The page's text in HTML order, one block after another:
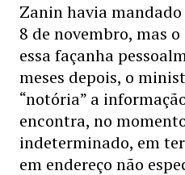
Zanin havia
8 de novembro, mas
essa façanha
meses depois, o
“notória” a
encontra, no
indeterminado, em
em endereço não